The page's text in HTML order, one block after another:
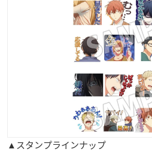
▲スタンプラインナップ